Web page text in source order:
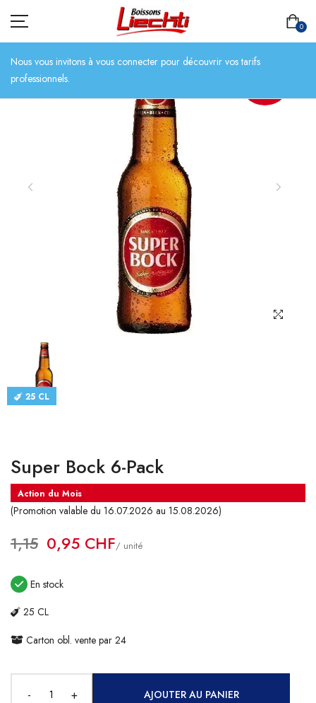
0
BIÈRES
BOISSONS SANS ALCOOL
CATALOGUES
CONTACT
Devise
Nous vous invitons à vous connecter pour découvrir vos tarifs
professionnels.
25 CL
Super Bock 6-Pack
Action du Mois
(Promotion valable du 16.07.2026 au 15.08.2026)
1,15 0,95 CHF/ unité
En stock
25 CL
Carton obl. vente par 24
- + AJOUTER AU PANIER